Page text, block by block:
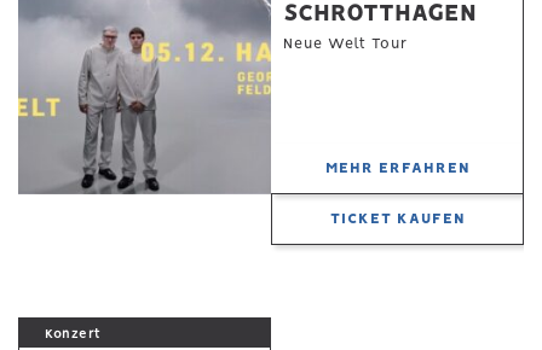
SCHROTTHAGEN
Neue Welt Tour
MEHR ERFAHREN
TICKET KAUFEN
Konzert